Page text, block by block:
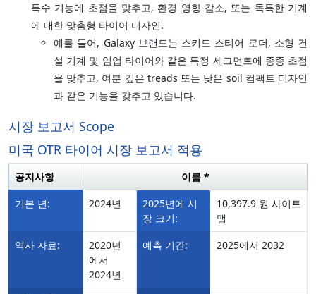
특수 기능에 초점을 맞추고, 환경 영향 감소, 또는 독특한 기계
에 대한 맞춤형 타이어 디자인.
예를 들어, Galaxy 브랜드는 스키드 스티어 로더, 소형 건
설 기계 및 임업 타이어와 같은 특정 세그먼트에 종종 초점
을 맞추고, 여분 깊은 treads 또는 낮은 soil 컴팩트 디자인
과 같은 기능을 갖추고 있습니다.
시장 보고서 Scope
미국 OTR 타이어 시장 보고서 적용
공지사항
이름 *
기본 년:
2024년
2025년에 시
장 크기:
10,397.9 원 사이트
맵
역사 자료:
2020년
에서
2024년
예측 기간: 2025에서 2032